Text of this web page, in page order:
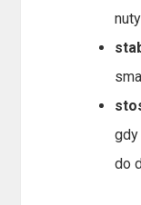
gdy
do